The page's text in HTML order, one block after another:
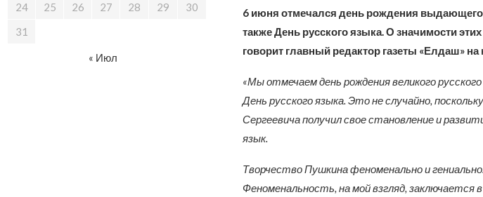
6 июня отмечался день рождения
также День русского языка. О значимости
говорит главный редактор газеты «Елдаш»
«Мы отмечаем день рождения великого
День русского языка. Это не случайно,
Сергеевича получил свое становление и
язык.
Творчество Пушкина феноменально и гениально.
Феноменальность, на мой взгляд, заключается
24
25 26 27 28 29
30
31
« Июл